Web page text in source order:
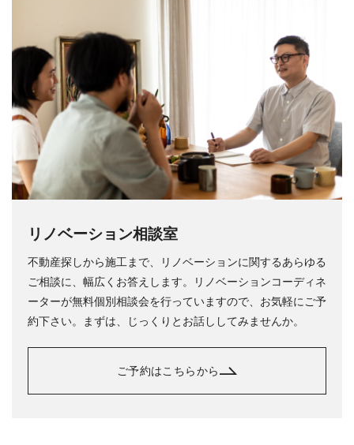
リノベーション相談室
不動産探しから施工まで、リノベーションに関するあらゆる
ご相談に、幅広くお答えします。リノベーションコーディネ
ーターが無料個別相談会を行っていますので、お気軽にご予
約下さい。まずは、じっくりとお話ししてみませんか。
ご予約はこちらから